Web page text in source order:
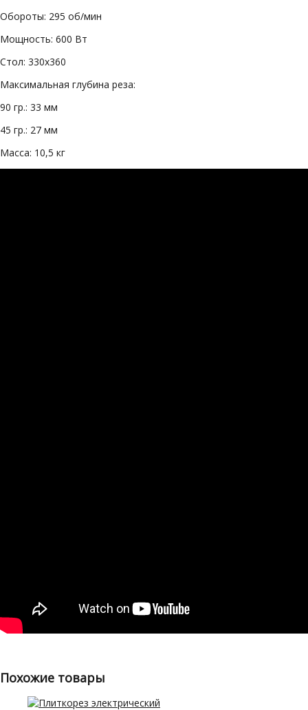
Обороты: 295 об/мин
Мощность: 600 Вт
Стол: 330х360
Максимальная глубина реза:
90 гр.: 33 мм
45 гр.: 27 мм
Масса: 10,5 кг
Похожие товары